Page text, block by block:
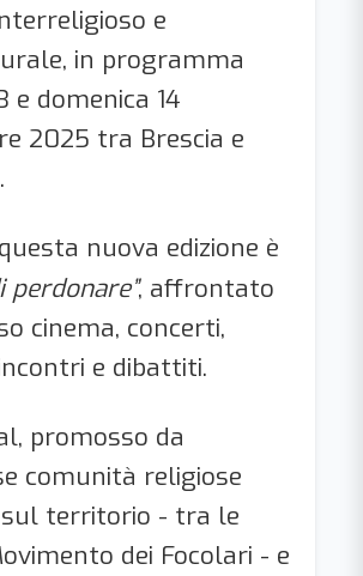
e
in programma
e domenica 14
2025 tra Brescia e
nuova edizione è
perdonare”, affrontato
cinema, concerti,
e dibattiti.
promosso da
comunità religiose
territorio - tra le
dei Focolari - e